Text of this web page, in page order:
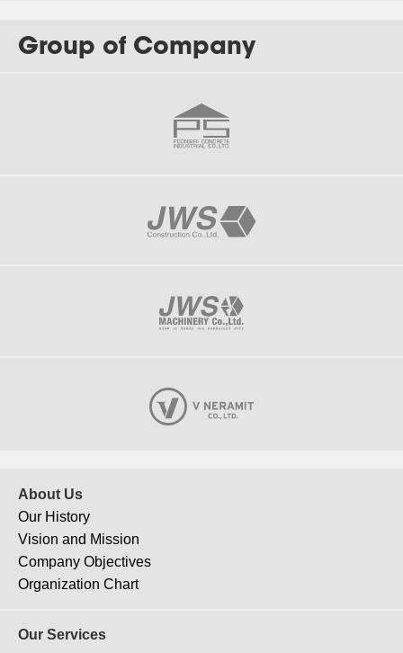
Wellington International School Bangkok
Group of Company
About Us
Our History
Vision and Mission
Company Objectives
Organization Chart
Our Services